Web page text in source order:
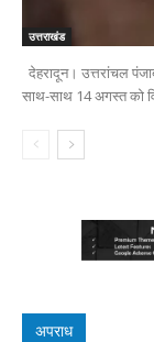
उत्तराखंड
देहरादून। उत्तरांचल
साथ-साथ 14 अगस्त को
अपराध